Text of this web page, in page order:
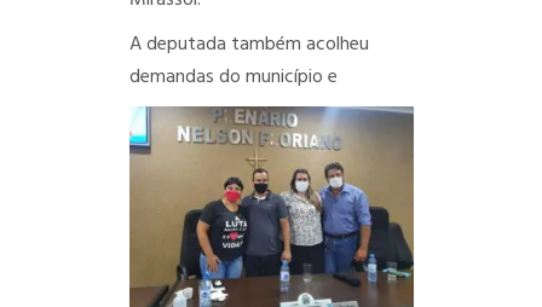
A deputada também acolheu
demandas do município e